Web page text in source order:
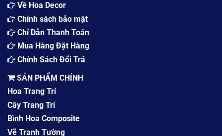
Về Hoa Decor
Chính sách bảo mật
Chỉ Dẫn Thanh Toán
Mua Hàng Đặt Hàng
Chính Sách Đổi Trả
SẢN PHẨM CHÍNH
Hoa Trang Trí
Cây Trang Trí
Bình Hoa Composite
Vẽ Tranh Tường